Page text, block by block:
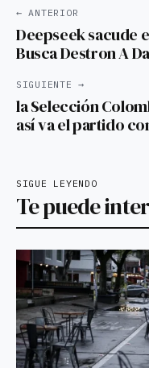
← ANTERIOR
Deepseek sacude
Busca Destron A
SIGUIENTE →
la Selección
así va el partido
SIGUE LEYENDO
Te puede